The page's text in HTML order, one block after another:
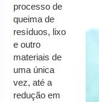
processo de
queima de
resíduos, lixo
e outro
materiais de
uma única
vez, até a
redução em